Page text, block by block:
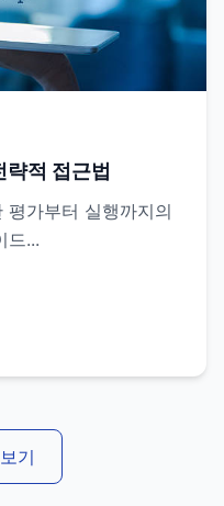
적 접근법
가부터 실행까지의
드...
기